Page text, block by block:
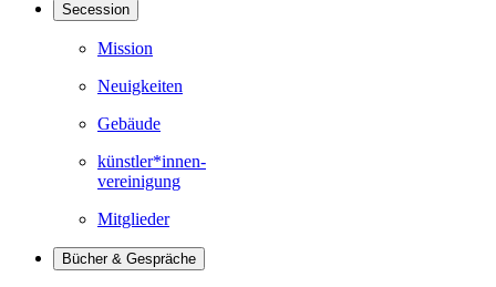
Secession
Mission
Neuigkeiten
Gebäude
künstler*innen-
vereinigung
Mitglieder
Bücher & Gespräche